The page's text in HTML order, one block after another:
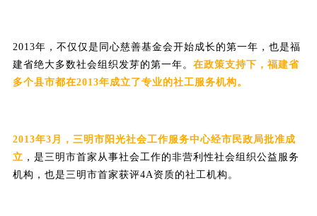
2013年，不仅仅是同心慈善基金会开始成长的第一年，也是福
建省绝大多数社会组织发芽的第一年。 在政策支持下，福建省
多个县市都在2013年成立了专业的社工服务机构。
2013年3月，三明市阳光社会工作服务中心经市民政局批准成
立 ，是三明市首家从事社会工作的非营利性社会组织公益服务
机构，也是三明市首家获评4A资质的社工机构。